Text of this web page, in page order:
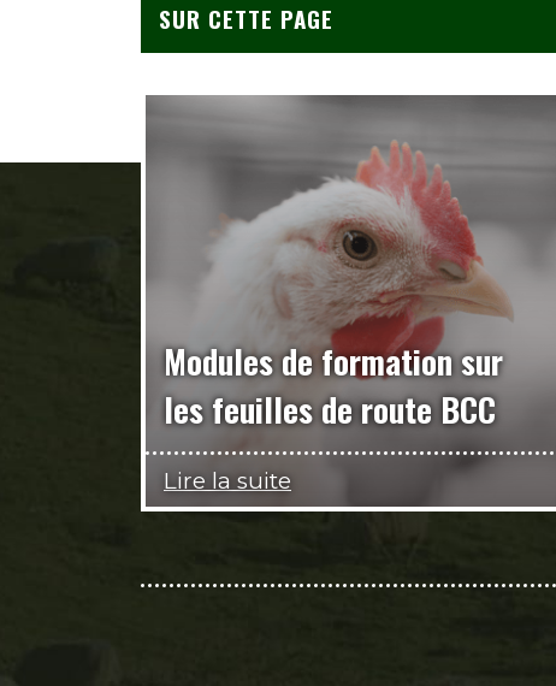
SUR CETTE PAGE
Modules de formation sur
les feuilles de route BCC
Lire la suite